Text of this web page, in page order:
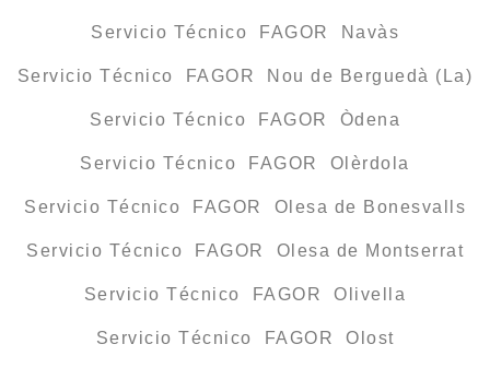
Servicio Técnico FAGOR Navàs
Servicio Técnico FAGOR Nou de Berguedà (La)
Servicio Técnico FAGOR Òdena
Servicio Técnico FAGOR Olèrdola
Servicio Técnico FAGOR Olesa de Bonesvalls
Servicio Técnico FAGOR Olesa de Montserrat
Servicio Técnico FAGOR Olivella
Servicio Técnico FAGOR Olost